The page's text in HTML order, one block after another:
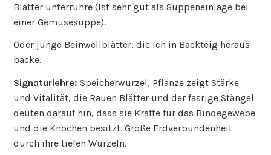
Blätter unterrühre (Ist sehr gut als Suppeneinlage bei
einer Gemüsesuppe).
Oder junge Beinwellblätter, die ich in Backteig heraus
backe.
Signaturlehre: Speicherwurzel, Pflanze zeigt Stärke
und Vitalität, die Rauen Blätter und der fasrige Stängel
deuten darauf hin, dass sie Kräfte für das Bindegewebe
und die Knochen besitzt. Große Erdverbundenheit
durch ihre tiefen Wurzeln.